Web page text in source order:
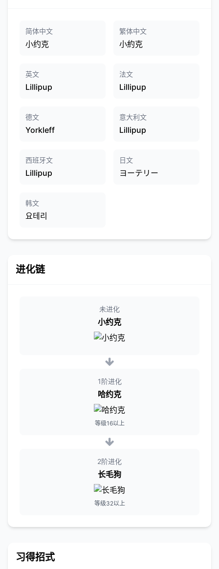
简体中文
小约克
繁体中文
小約克
英文
Lillipup
法文
Lillipup
德文
Yorkleff
意大利文
Lillipup
西班牙文
Lillipup
日文
ヨーテリー
韩文
요테리
进化链
未进化
小约克
1阶进化
哈约克
等级16以上
2阶进化
长毛狗
等级32以上
习得招式